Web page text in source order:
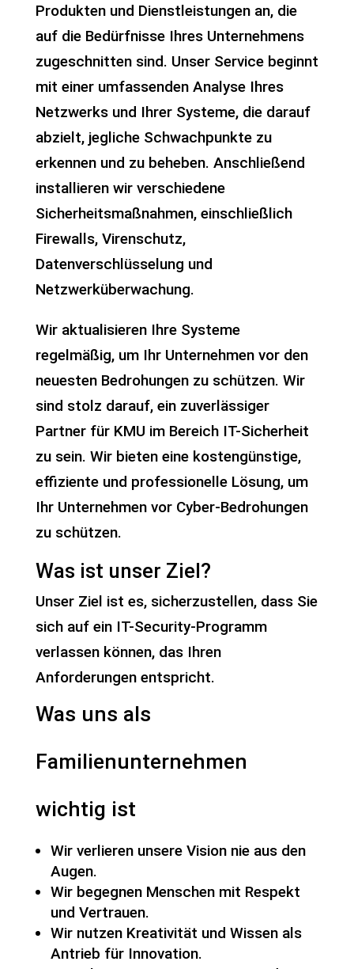
Produkten und Dienstleistungen an, die
auf die Bedürfnisse Ihres Unternehmens
zugeschnitten sind. Unser Service beginnt
mit einer umfassenden Analyse Ihres
Netzwerks und Ihrer Systeme, die darauf
abzielt, jegliche Schwachpunkte zu
erkennen und zu beheben. Anschließend
installieren wir verschiedene
Sicherheitsmaßnahmen, einschließlich
Firewalls, Virenschutz,
Datenverschlüsselung und
Netzwerküberwachung.
Wir aktualisieren Ihre Systeme
regelmäßig, um Ihr Unternehmen vor den
neuesten Bedrohungen zu schützen. Wir
sind stolz darauf, ein zuverlässiger
Partner für KMU im Bereich IT-Sicherheit
zu sein. Wir bieten eine kostengünstige,
effiziente und professionelle Lösung, um
Ihr Unternehmen vor Cyber-Bedrohungen
zu schützen.
Was ist unser Ziel?
Unser Ziel ist es, sicherzustellen, dass Sie
sich auf ein IT-Security-Programm
verlassen können, das Ihren
Anforderungen entspricht.
Was uns als
Familienunternehmen
wichtig ist
Wir verlieren unsere Vision nie aus den
Augen.
Wir begegnen Menschen mit Respekt
und Vertrauen.
Wir nutzen Kreativität und Wissen als
Antrieb für Innovation.